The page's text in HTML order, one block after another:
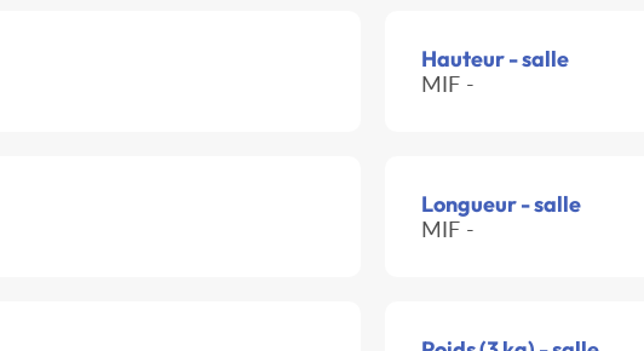
Hauteur - salle
MIF -
Longueur - salle
MIF -